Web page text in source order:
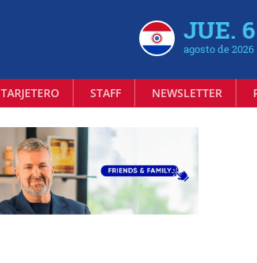
JUE. 6
agosto de 2026
TARJETERO STAFF NEWSLETTER